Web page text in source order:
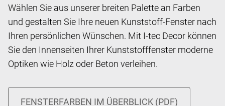
Wählen Sie aus unserer breiten Palette an Farben
und gestalten Sie Ihre neuen Kunststoff-Fenster nach
Ihren persönlichen Wünschen. Mit I-tec Decor können
Sie den Innenseiten Ihrer Kunststofffenster moderne
Optiken wie Holz oder Beton verleihen.